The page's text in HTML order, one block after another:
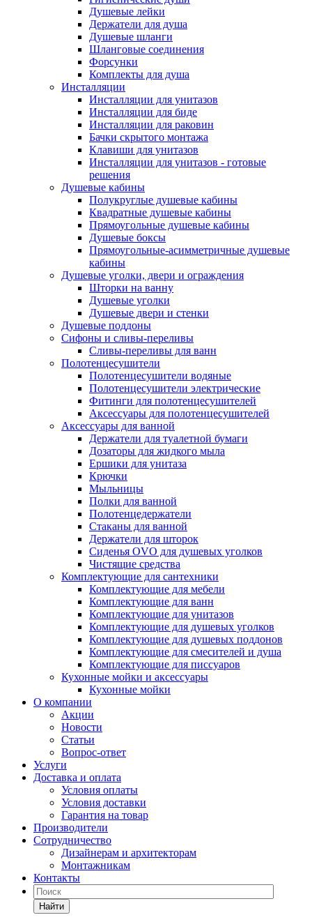
Душевые лейки
Держатели для душа
Душевые шланги
Шланговые соединения
Форсунки
Комплекты для душа
Инсталляции
Инсталляции для унитазов
Инсталляции для биде
Инсталляции для раковин
Бачки скрытого монтажа
Клавиши для унитазов
Инсталляции для унитазов - готовые
решения
Душевые кабины
Полукруглые душевые кабины
Квадратные душевые кабины
Прямоугольные душевые кабины
Душевые боксы
Прямоугольные-асимметричные душевые
кабины
Душевые уголки, двери и ограждения
Шторки на ванну
Душевые уголки
Душевые двери и стенки
Душевые поддоны
Сифоны и сливы-переливы
Сливы-переливы для ванн
Полотенцесушители
Полотенцесушители водяные
Полотенцесушители электрические
Фитинги для полотенцесушителей
Аксессуары для полотенцесушителей
Аксессуары для ванной
Держатели для туалетной бумаги
Дозаторы для жидкого мыла
Ершики для унитаза
Крючки
Мыльницы
Полки для ванной
Полотенцедержатели
Стаканы для ванной
Держатели для шторок
Сиденья OVO для душевых уголков
Чистящие средства
Комплектующие для сантехники
Комплектующие для мебели
Комплектующие для ванн
Комплектующие для унитазов
Комплектующие для душевых уголков
Комплектующие для душевых поддонов
Комплектующие для смесителей и душа
Комплектующие для писсуаров
Кухонные мойки и аксессуары
Кухонные мойки
О компании
Акции
Новости
Статьи
Вопрос-ответ
Услуги
Доставка и оплата
Условия оплаты
Условия доставки
Гарантия на товар
Производители
Сотрудничество
Дизайнерам и архитекторам
Монтажникам
Контакты
Найти